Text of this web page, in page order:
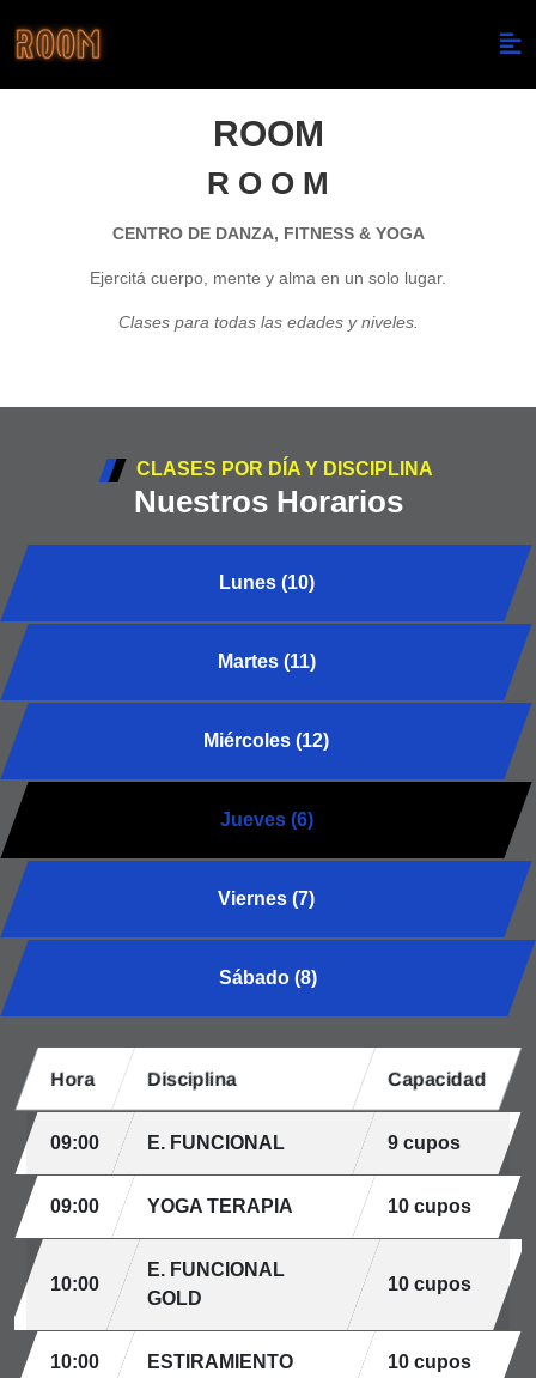
ROOM
R O O M
CENTRO DE DANZA, FITNESS & YOGA
Ejercitá cuerpo, mente y alma en un solo lugar.
Clases para todas las edades y niveles.
CLASES POR DÍA Y DISCIPLINA
Nuestros Horarios
Lunes (10)
Martes (11)
Miércoles (12)
Jueves (6)
Viernes (7)
Sábado (8)
Hora Disciplina Capacidad
09:00 E. FUNCIONAL 9 cupos
09:00 YOGA TERAPIA 10 cupos
10:00
E. FUNCIONAL
GOLD
10 cupos
10:00 ESTIRAMIENTO 10 cupos